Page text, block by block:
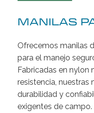
MANILAS
Ofrecemos manilas
para el manejo
Fabricadas en nylon
resistencia, nuestras
durabilidad y
exigentes de